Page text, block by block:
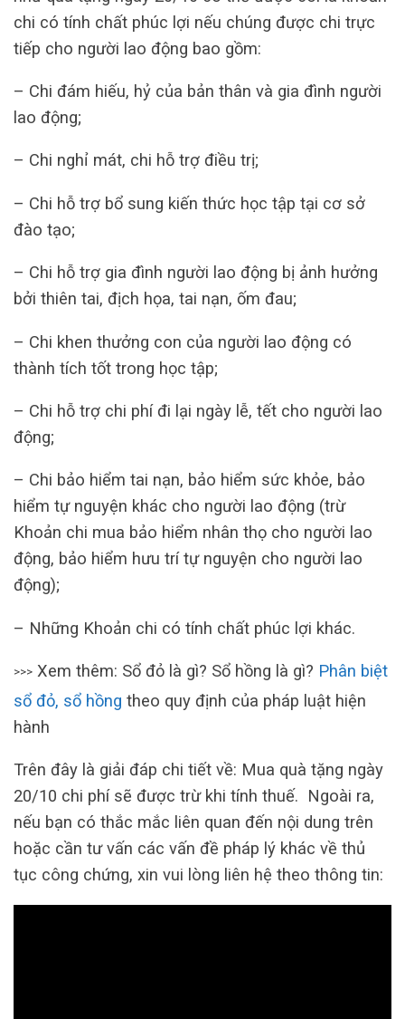
chi có tính chất phúc lợi nếu chúng được chi trực
tiếp cho người lao động bao gồm:
– Chi đám hiếu, hỷ của bản thân và gia đình người
lao động;
– Chi nghỉ mát, chi hỗ trợ điều trị;
– Chi hỗ trợ bổ sung kiến thức học tập tại cơ sở
đào tạo;
– Chi hỗ trợ gia đình người lao động bị ảnh hưởng
bởi thiên tai, địch họa, tai nạn, ốm đau;
– Chi khen thưởng con của người lao động có
thành tích tốt trong học tập;
– Chi hỗ trợ chi phí đi lại ngày lễ, tết cho người lao
động;
– Chi bảo hiểm tai nạn, bảo hiểm sức khỏe, bảo
hiểm tự nguyện khác cho người lao động (trừ
Khoản chi mua bảo hiểm nhân thọ cho người lao
động, bảo hiểm hưu trí tự nguyện cho người lao
động);
– Những Khoản chi có tính chất phúc lợi khác.
>>> Xem thêm: Sổ đỏ là gì? Sổ hồng là gì? Phân biệt
sổ đỏ, sổ hồng theo quy định của pháp luật hiện
hành
Trên đây là giải đáp chi tiết về: Mua quà tặng ngày
20/10 chi phí sẽ được trừ khi tính thuế. Ngoài ra,
nếu bạn có thắc mắc liên quan đến nội dung trên
hoặc cần tư vấn các vấn đề pháp lý khác về thủ
tục công chứng, xin vui lòng liên hệ theo thông tin: